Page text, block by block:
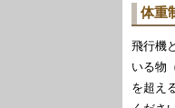
体重
飛行機
いる物
を超え